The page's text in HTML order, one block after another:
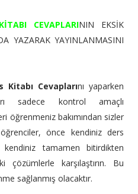
CEVAPLARININ EKSİK
YAZARAK YAYINLANMASINI
Kitabı Cevaplarını yaparken
sadece kontrol amaçlı
öğrenmeniz bakımından sizler
önce kendiniz ders
kendiniz tamamen bitirdikten
çözümlerle karşılaştırın. Bu
sağlanmış olacaktır.